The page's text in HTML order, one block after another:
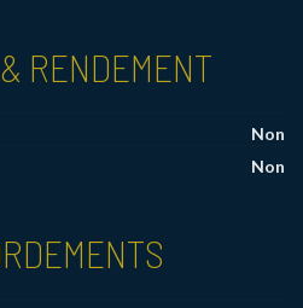
RENDEMENT
Non
Non